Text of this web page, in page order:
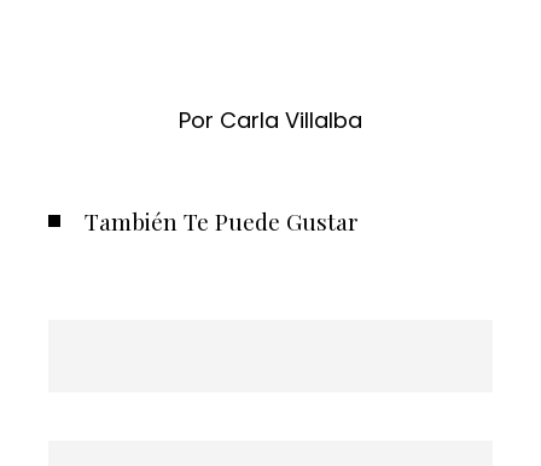
Por Carla Villalba
También Te Puede Gustar